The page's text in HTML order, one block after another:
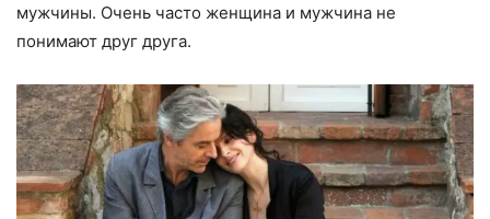
мужчины. Очень часто женщина и мужчина не
понимают друг друга.